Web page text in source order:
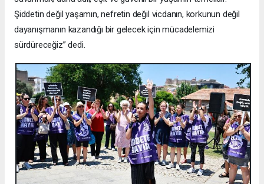
Şiddetin değil yaşamın, nefretin değil vicdanın, korkunun değil
dayanışmanın kazandığı bir gelecek için mücadelemizi
sürdüreceğiz” dedi.